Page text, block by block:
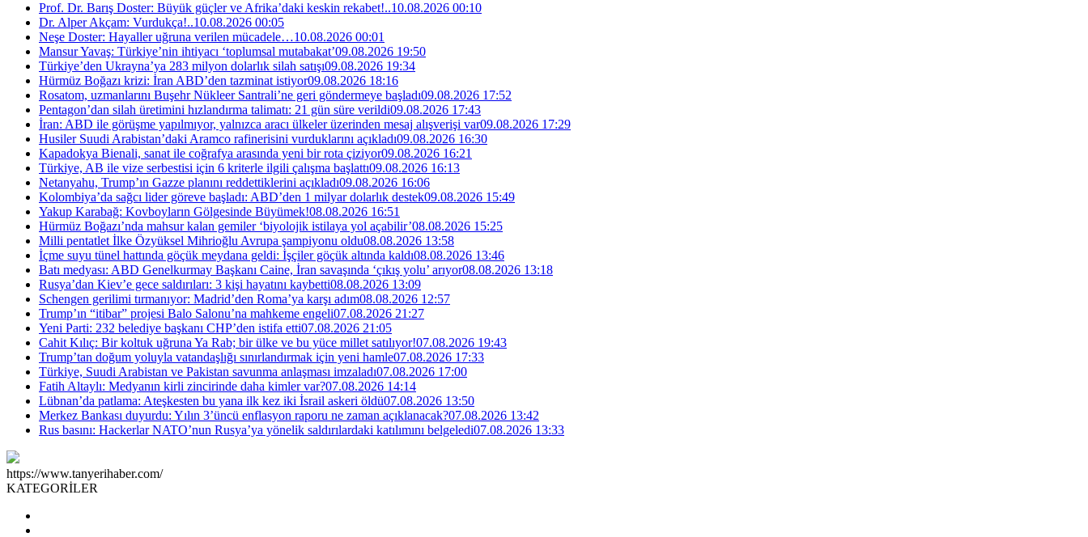
Prof. Dr. Barış Doster: Büyük güçler ve Afrika’daki keskin rekabet!..10.08.2026 00:10
Dr. Alper Akçam: Vurdukça!..10.08.2026 00:05
Neşe Doster: Hayaller uğruna verilen mücadele…10.08.2026 00:01
Mansur Yavaş: Türkiye’nin ihtiyacı ‘toplumsal mutabakat’09.08.2026 19:50
Türkiye’den Ukrayna’ya 283 milyon dolarlık silah satışı09.08.2026 19:34
Hürmüz Boğazı krizi: İran ABD’den tazminat istiyor09.08.2026 18:16
Rosatom, uzmanlarını Buşehr Nükleer Santrali’ne geri göndermeye başladı09.08.2026 17:52
Pentagon’dan silah üretimini hızlandırma talimatı: 21 gün süre verildi09.08.2026 17:43
İran: ABD ile görüşme yapılmıyor, yalnızca aracı ülkeler üzerinden mesaj alışverişi var09.08.2026 17:29
Husiler Suudi Arabistan’daki Aramco rafinerisini vurduklarını açıkladı09.08.2026 16:30
Kapadokya Bienali, sanat ile coğrafya arasında yeni bir rota çiziyor09.08.2026 16:21
Türkiye, AB ile vize serbestisi için 6 kriterle ilgili çalışma başlattı09.08.2026 16:13
Netanyahu, Trump’ın Gazze planını reddettiklerini açıkladı09.08.2026 16:06
Kolombiya’da sağcı lider göreve başladı: ABD’den 1 milyar dolarlık destek09.08.2026 15:49
Yakup Karabağ: Kovboyların Gölgesinde Büyümek!08.08.2026 16:51
Hürmüz Boğazı’nda mahsur kalan gemiler ‘biyolojik istilaya yol açabilir’08.08.2026 15:25
Milli pentatlet İlke Özyüksel Mihrioğlu Avrupa şampiyonu oldu08.08.2026 13:58
İçme suyu tünel hattında göçük meydana geldi: İşçiler göçük altında kaldı08.08.2026 13:46
Batı medyası: ABD Genelkurmay Başkanı Caine, İran savaşında ‘çıkış yolu’ arıyor08.08.2026 13:18
Rusya’dan Kiev’e gece saldırıları: 3 kişi hayatını kaybetti08.08.2026 13:09
Schengen gerilimi tırmanıyor: Madrid’den Roma’ya karşı adım08.08.2026 12:57
Trump’ın “itibar” projesi Balo Salonu’na mahkeme engeli07.08.2026 21:27
Yeni Parti: 232 belediye başkanı CHP’den istifa etti07.08.2026 21:05
Cahit Kılıç: Bir koltuk uğruna Ya Rab; bir ülke ve bu yüce millet satılıyor!07.08.2026 19:43
Trump’tan doğum yoluyla vatandaşlığı sınırlandırmak için yeni hamle07.08.2026 17:33
Türkiye, Suudi Arabistan ve Pakistan savunma anlaşması imzaladı07.08.2026 17:00
Fatih Altaylı: Medyanın kirli zincirinde daha kimler var?07.08.2026 14:14
Lübnan’da patlama: Ateşkesten bu yana ilk kez iki İsrail askeri öldü07.08.2026 13:50
Merkez Bankası duyurdu: Yılın 3’üncü enflasyon raporu ne zaman açıklanacak?07.08.2026 13:42
Rus basını: Hackerlar NATO’nun Rusya’ya yönelik saldırılardaki katılımını belgeledi07.08.2026 13:33
https://www.tanyerihaber.com/
KATEGORİLER